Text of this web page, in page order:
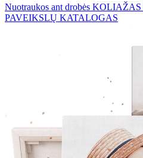
Nuotraukos ant drobės KOLIAŽAS
PAVEIKSLŲ KATALOGAS